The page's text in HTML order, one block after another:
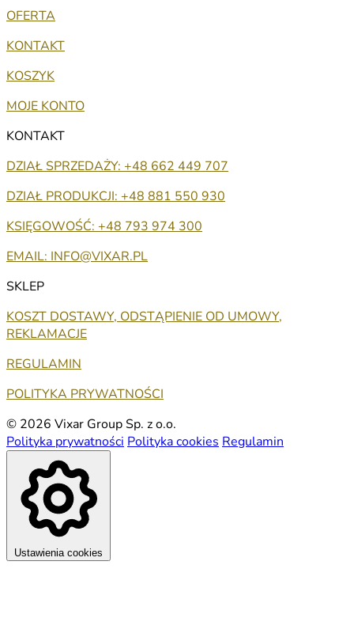
OFERTA
KONTAKT
KOSZYK
MOJE KONTO
KONTAKT
DZIAŁ SPRZEDAŻY: +48 662 449 707
DZIAŁ PRODUKCJI: +48 881 550 930
KSIĘGOWOŚĆ: +48 793 974 300
EMAIL: INFO@VIXAR.PL
SKLEP
KOSZT DOSTAWY, ODSTĄPIENIE OD UMOWY,
REKLAMACJE
REGULAMIN
POLITYKA PRYWATNOŚCI
© 2026 Vixar Group Sp. z o.o.
Polityka prywatności Polityka cookies Regulamin
Ustawienia cookies